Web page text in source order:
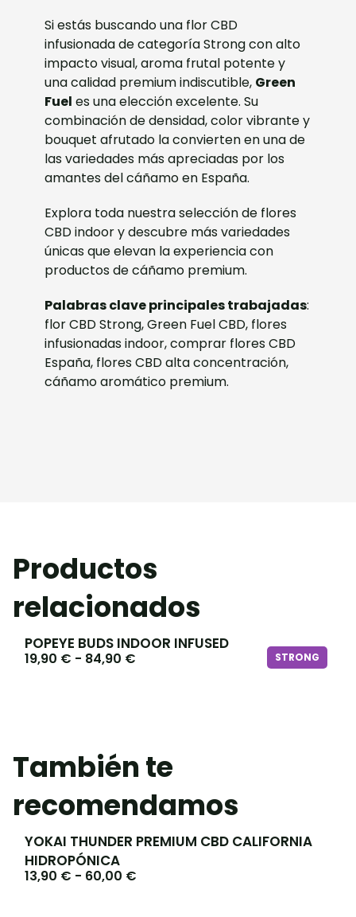
Si estás buscando una flor CBD
infusionada de categoría Strong con alto
impacto visual, aroma frutal potente y
una calidad premium indiscutible, Green
Fuel es una elección excelente. Su
combinación de densidad, color vibrante y
bouquet afrutado la convierten en una de
las variedades más apreciadas por los
amantes del cáñamo en España.
Explora toda nuestra selección de flores
CBD indoor y descubre más variedades
únicas que elevan la experiencia con
productos de cáñamo premium.
Palabras clave principales trabajadas:
flor CBD Strong, Green Fuel CBD, flores
infusionadas indoor, comprar flores CBD
España, flores CBD alta concentración,
cáñamo aromático premium.
Productos
relacionados
STRONG
POPEYE BUDS INDOOR INFUSED
19,90 € - 84,90 €
También te
recomendamos
YOKAI THUNDER PREMIUM CBD CALIFORNIA
HIDROPÓNICA
13,90 € - 60,00 €